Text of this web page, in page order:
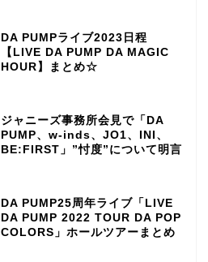
DA PUMPライブ2023日程
【LIVE DA PUMP DA MAGIC
HOUR】まとめ☆
ジャニーズ事務所会見で「DA
PUMP、w-inds、JO1、INI、
BE:FIRST」”忖度”について明言
DA PUMP25周年ライブ「LIVE
DA PUMP 2022 TOUR DA POP
COLORS」ホールツアーまとめ